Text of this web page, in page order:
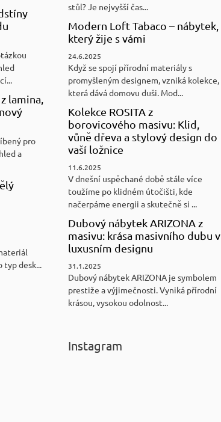
lamina,
pro
a
typ desk...
stůl? Je nejvyšší čas...
Modern Loft Tabaco – nábytek,
který žije s vámi
24.6.2025
Když se spojí přírodní materiály s
promyšleným designem, vzniká kolekce,
která dává domovu duši. Mod...
Kolekce ROSITA z
borovicového masivu: Klid,
vůně dřeva a stylový design do
vaší ložnice
11.6.2025
V dnešní uspěchané době stále více
toužíme po klidném útočišti, kde
načerpáme energii a skutečně si ...
Dubový nábytek ARIZONA z
masivu: krása masivního dubu v
luxusním designu
31.1.2025
Dubový nábytek ARIZONA je symbolem
prestiže a výjimečnosti. Vyniká přírodní
krásou, vysokou odolnost...
Instagram